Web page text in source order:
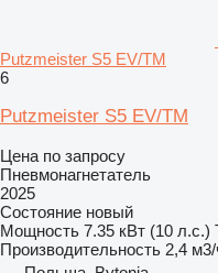
Putzmeister S5 EV/TM
6
Putzmeister S5 EV/TM
Цена по запросу
Пневмонагнетатель
2025
Состояние новый
Мощность 7.35 кВт (10 л.с.)
Производительность 2,4 м3/